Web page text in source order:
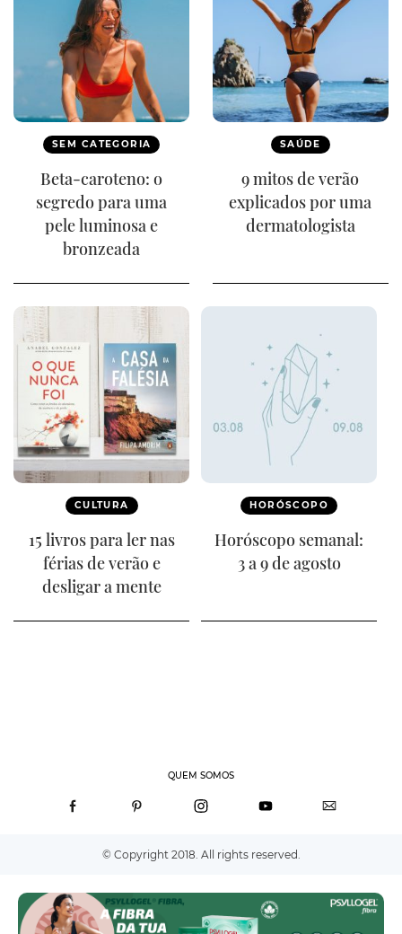
SEM CATEGORIA
Beta-caroteno: o
segredo para uma
pele luminosa e
bronzeada
SAÚDE
9 mitos de verão
explicados por uma
dermatologista
CULTURA
15 livros para ler nas
férias de verão e
desligar a mente
HORÓSCOPO
Horóscopo semanal:
3 a 9 de agosto
QUEM SOMOS
© Copyright 2018. All rights reserved.